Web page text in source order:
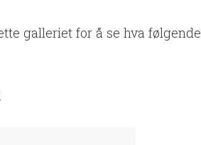
galleriet for å se hva følgende